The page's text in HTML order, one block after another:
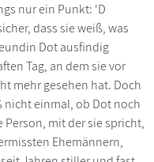
nur ein Punkt: 'D
dass sie weiß, was
Dot ausfindig
Tag, an dem sie vor
mehr gesehen hat. Doch
nicht einmal, ob Dot noch
mit der sie spricht,
Ehemännern,